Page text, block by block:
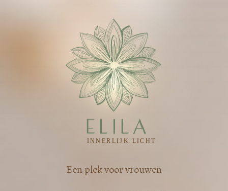
Vrouwencirkels in Tilburg,
Een plek voor vrouwen